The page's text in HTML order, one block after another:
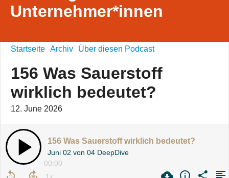
Unternehmer*innen
Startseite Archiv Über diesen Podcast
156 Was Sauerstoff
wirklich bedeutet?
12. June 2026
156 Was Sauerstoff wirklich bedeutet?
Juni 02 von 04 DeepDive
00:00